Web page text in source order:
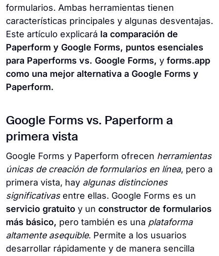
formularios. Ambas herramientas tienen
características principales y algunas desventajas.
Este artículo explicará la comparación de
Paperform y Google Forms, puntos esenciales
para Paperforms vs. Google Forms, y forms.app
como una mejor alternativa a Google Forms y
Paperform.
Google Forms vs. Paperform a
primera vista
Google Forms y Paperform ofrecen herramientas
únicas de creación de formularios en línea, pero a
primera vista, hay algunas distinciones
significativasentre ellas. Google Forms es un
servicio gratuito y un constructor de formularios
más básico, pero también es una plataforma
altamente asequible. Permite a los usuarios
desarrollar rápidamente y de manera sencilla